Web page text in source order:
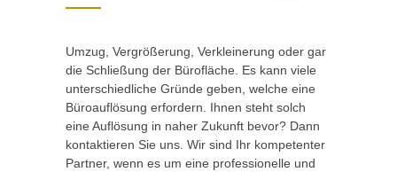
Umzug, Vergrößerung, Verkleinerung oder gar
die Schließung der Bürofläche. Es kann viele
unterschiedliche Gründe geben, welche eine
Büroauflösung erfordern. Ihnen steht solch
eine Auflösung in naher Zukunft bevor? Dann
kontaktieren Sie uns. Wir sind Ihr kompetenter
Partner, wenn es um eine professionelle und